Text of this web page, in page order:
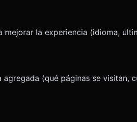
mejorar la experiencia (idioma,
(qué páginas se visitan,